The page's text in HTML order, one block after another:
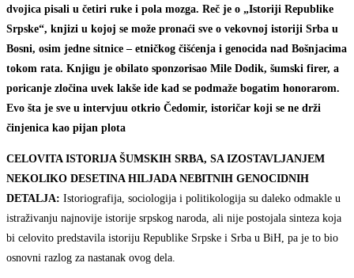
dvojica pisali u četiri ruke i pola mozga. Reč je o „Istoriji Republike
Srpske“, knjizi u kojoj se može pronaći sve o vekovnoj istoriji Srba u
Bosni, osim jedne sitnice – etničkog čišćenja i genocida nad Bošnjacima
tokom rata. Knjigu je obilato sponzorisao Mile Dodik, šumski firer, a
poricanje zločina uvek lakše ide kad se podmaže bogatim honorarom.
Evo šta je sve u intervjuu otkrio Čedomir, istoričar koji se ne drži
činjenica kao pijan plota
CELOVITA ISTORIJA ŠUMSKIH SRBA, SA IZOSTAVLJANJEM
NEKOLIKO DESETINA HILJADA NEBITNIH GENOCIDNIH
DETALJA: Istoriografija, sociologija i politikologija su daleko odmakle u
istraživanju najnovije istorije srpskog naroda, ali nije postojala sinteza koja
bi celovito predstavila istoriju Republike Srpske i Srba u BiH, pa je to bio
osnovni razlog za nastanak ovog dela.